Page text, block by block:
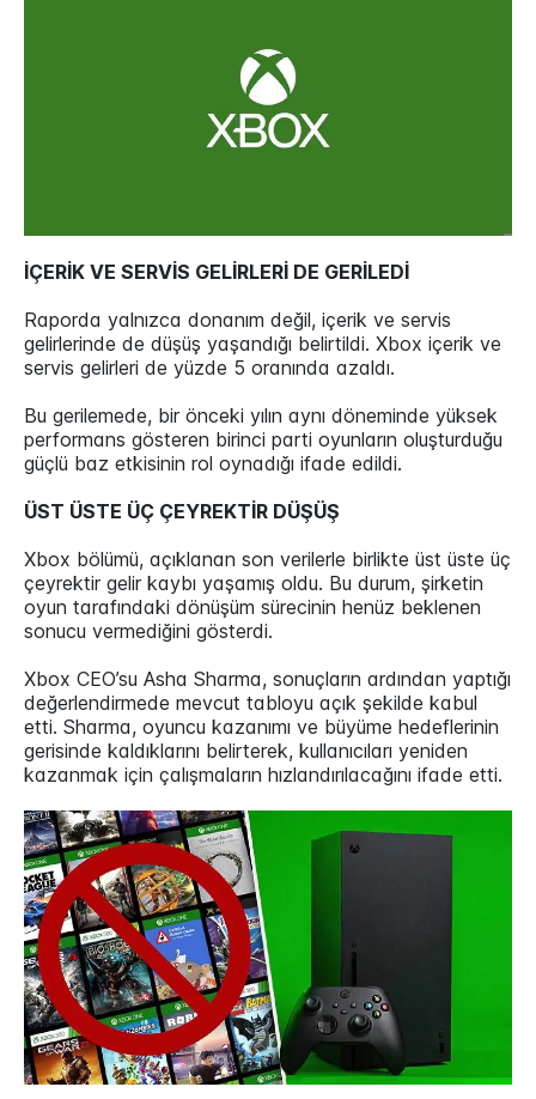
İÇERİK VE SERVİS GELİRLERİ DE GERİLEDİ
Raporda yalnızca donanım değil, içerik ve servis
gelirlerinde de düşüş yaşandığı belirtildi. Xbox içerik ve
servis gelirleri de yüzde 5 oranında azaldı.
Bu gerilemede, bir önceki yılın aynı döneminde yüksek
performans gösteren birinci parti oyunların oluşturduğu
güçlü baz etkisinin rol oynadığı ifade edildi.
ÜST ÜSTE ÜÇ ÇEYREKTİR DÜŞÜŞ
Xbox bölümü, açıklanan son verilerle birlikte üst üste üç
çeyrektir gelir kaybı yaşamış oldu. Bu durum, şirketin
oyun tarafındaki dönüşüm sürecinin henüz beklenen
sonucu vermediğini gösterdi.
Xbox CEO’su Asha Sharma, sonuçların ardından yaptığı
değerlendirmede mevcut tabloyu açık şekilde kabul
etti. Sharma, oyuncu kazanımı ve büyüme hedeflerinin
gerisinde kaldıklarını belirterek, kullanıcıları yeniden
kazanmak için çalışmaların hızlandırılacağını ifade etti.